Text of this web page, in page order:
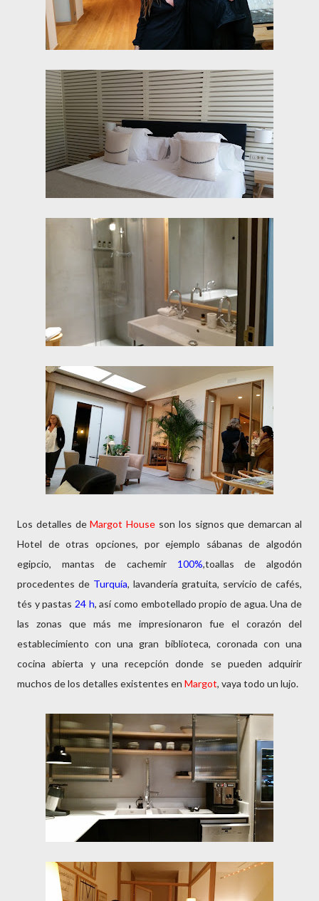
Los detalles deMargot House son los signos que demarcan al
Hotel de otras opciones, por ejemplo sábanas de algodón
egipcio, mantas de cachemir 100%,toallas de algodón
procedentes de Turquía, lavandería gratuita, servicio de cafés,
tés y pastas 24 h, así como embotellado propio de agua. Una de
las zonas que más me impresionaron fue el corazón del
establecimiento con una gran biblioteca, coronada con una
cocina abierta y una recepción donde se pueden adquirir
muchos de los detalles existentes en Margot, vaya todo un lujo.